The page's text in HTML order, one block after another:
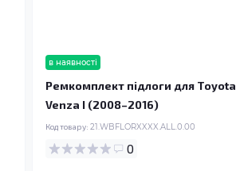
в наявності
Ремкомплект підлоги для Toyota
Venza I (2008–2016)
Код товару: 21.WBFLORXXXX.ALL.0.00
0